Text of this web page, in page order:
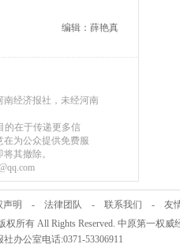
编辑：薛艳真
经济报社，未经河南
的在于传递更多信
为公众提供免费服
其撤除。
声明 - 法律团队 - 联系我们 - 友
所有 All Rights Reserved. 中原第一权威
办公室电话:0371-53306911